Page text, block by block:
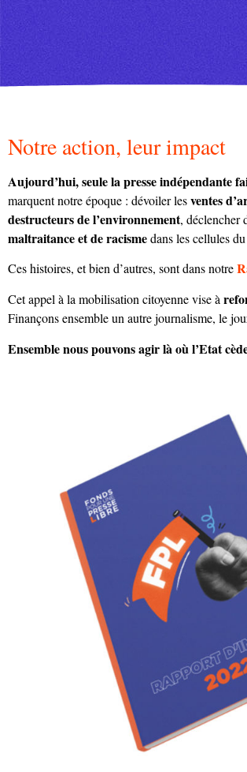
Notre action, leur impact
Aujourd’hui, seule la presse indépendante
marquent notre époque : dévoiler lesventes
destructeurs de l’environnement, déclencher
maltraitance et de racismedans les cellules
Ces histoires, et bien d’autres, sont dans notre
Cet appel à la mobilisation citoyenne vise à
Finançons ensemble un autre journalisme, le
Ensemble nous pouvons agir là où l’Etat